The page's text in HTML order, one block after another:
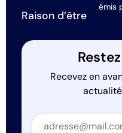
Raison d’être
émis
Recevez en
Section